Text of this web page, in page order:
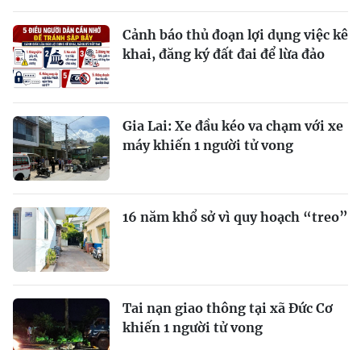
Cảnh báo thủ đoạn lợi dụng việc kê
khai, đăng ký đất đai để lừa đảo
Gia Lai: Xe đầu kéo va chạm với xe
máy khiến 1 người tử vong
16 năm khổ sở vì quy hoạch “treo”
Tai nạn giao thông tại xã Đức Cơ
khiến 1 người tử vong